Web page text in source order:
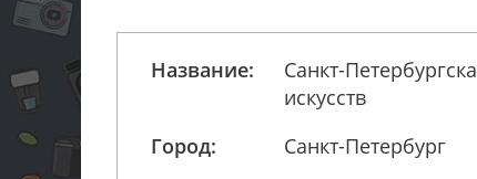
Название:
Санкт-
искусств
Город:
Санкт-Петербург